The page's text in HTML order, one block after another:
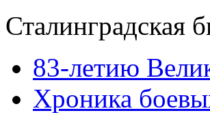
Сталинградская
83-летию
Хроника